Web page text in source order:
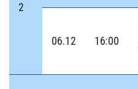
2
06.12 16:00